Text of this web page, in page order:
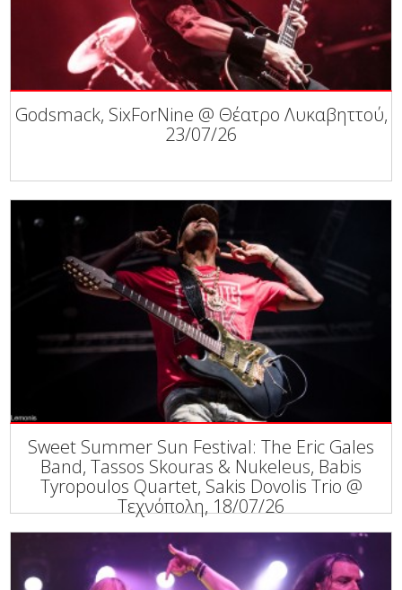
Godsmack, SixForNine @ Θέατρο Λυκαβηττού,
23/07/26
Sweet Summer Sun Festival: The Eric Gales
Band, Tassos Skouras & Nukeleus, Babis
Tyropoulos Quartet, Sakis Dovolis Trio @
Τεχνόπολη, 18/07/26